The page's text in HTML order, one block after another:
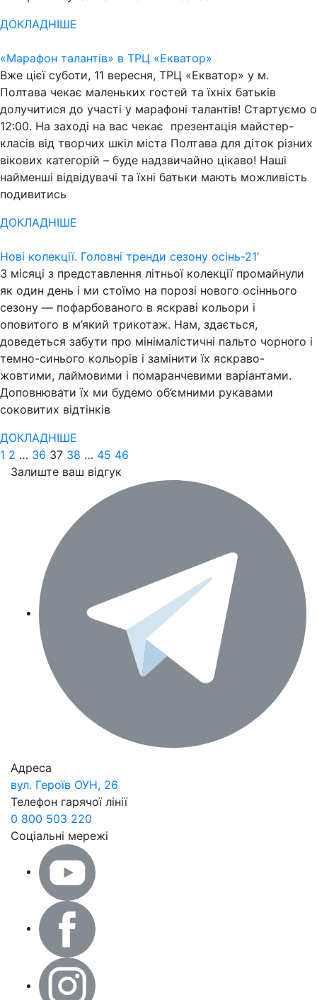
ДОКЛАДНІШЕ
«Марафон талантів» в ТРЦ «Екватор»
Вже цієї суботи, 11 вересня, ТРЦ «Екватор» у м.
Полтава чекає маленьких гостей та їхніх батьків
долучитися до участі у марафоні талантів! Стартуємо о
12:00. На заході на вас чекає презентація майстер-
класів від творчих шкіл міста Полтава для діток різних
вікових категорій – буде надзвичайно цікаво! Наші
найменші відвідувачі та їхні батьки мають можливість
подивитись
ДОКЛАДНІШЕ
Нові колекції. Головні тренди сезону осінь-21′
3 місяці з представлення літньої колекції промайнули
як один день і ми стоїмо на порозі нового осіннього
сезону — пофарбованого в яскраві кольори і
оповитого в м’який трикотаж. Нам, здається,
доведеться забути про мінімалістичні пальто чорного і
темно-синього кольорів і замінити їх яскраво-
жовтими, лаймовими і помаранчевими варіантами.
Доповнювати їх ми будемо об’ємними рукавами
соковитих відтінків
ДОКЛАДНІШЕ
1 2 … 36 37 38 … 45 46
Залиште ваш відгук
Адреса
вул. Героїв ОУН, 26
Телефон гарячої лінії
0 800 503 220
Соціальні мережі